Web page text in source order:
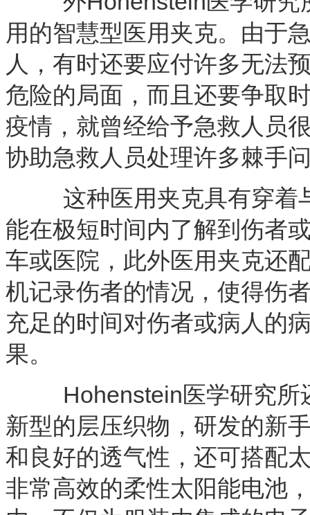
用的智慧型医用夹克。由于
人，有时还要应付许多无法
危险的局面，而且还要争取
疫情，就曾经给予急救人员
协助急救人员处理许多棘手
这种医用夹克具有穿着
能在极短时间内了解到伤者
车或医院，此外医用夹克还
机记录伤者的情况，使得伤
充足的时间对伤者或病人的
果。
Hohenstein医学研究所
新型的层压织物，研发的新
和良好的透气性，还可搭配
非常高效的柔性太阳能电池